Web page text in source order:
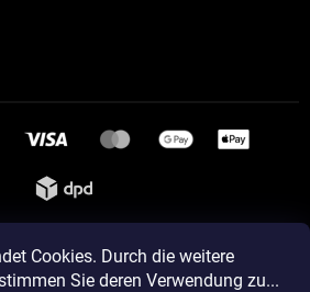
Cookies. Durch die weitere
Sie deren Verwendung zu...